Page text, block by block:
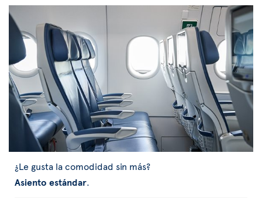
¿Le gusta la comodidad sin más?
Asiento estándar.